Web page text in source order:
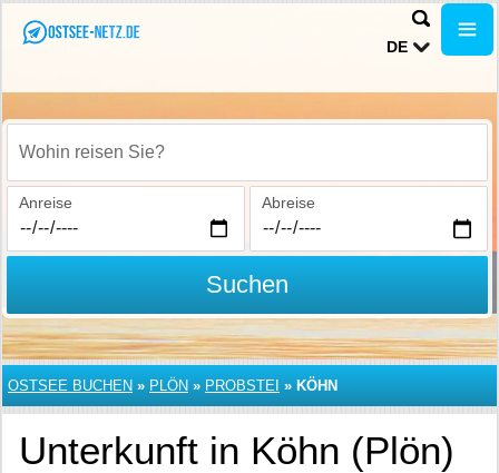
DE
Wohin reisen Sie?
Anreise Abreise
Suchen
OSTSEE BUCHEN » PLÖN » PROBSTEI » KÖHN
Unterkunft in Köhn (Plön)